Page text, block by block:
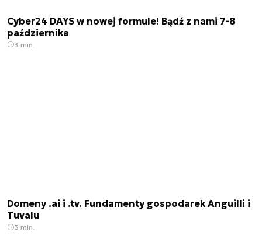
Cyber24 DAYS w nowej formule! Bądź z nami 7-8
października
3 min.
Domeny .ai i .tv. Fundamenty gospodarek Anguilli i
Tuvalu
3 min.